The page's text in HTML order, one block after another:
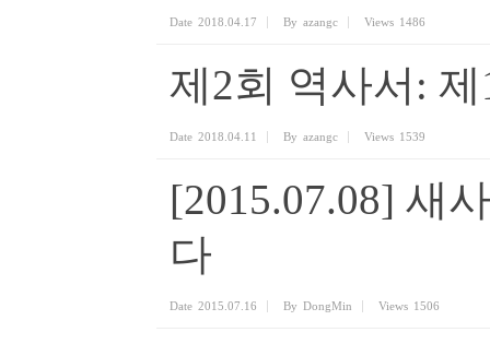
Date 2018.04.17 By azangc Views 1486
제2회 역사서:
Date 2018.04.11 By azangc Views 1539
[2015.07.08] 새
다
Date 2015.07.16 By DongMin Views 1506